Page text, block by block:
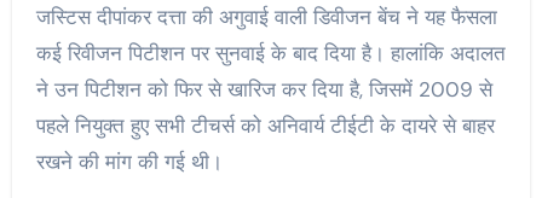
जस्टिस दीपांकर दत्ता की अगुवाई वाली डिवीजन बेंच ने यह फैसला
कई रिवीजन पिटीशन पर सुनवाई के बाद दिया है। हालांकि अदालत
ने उन पिटीशन को फिर से खारिज कर दिया है, जिसमें 2009 से
पहले नियुक्त हुए सभी टीचर्स को अनिवार्य टीईटी के दायरे से बाहर
रखने की मांग की गई थी।